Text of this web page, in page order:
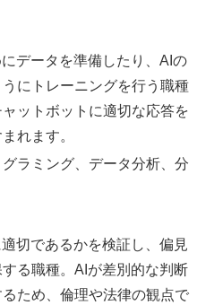
データを準備したり、AIの
にトレーニングを行う職種
ットボットに適切な応答を
れます。
ラミング、データ分析、分
切であるかを検証し、偏見
る職種。AIが差別的な判断
ため、倫理や法律の観点で